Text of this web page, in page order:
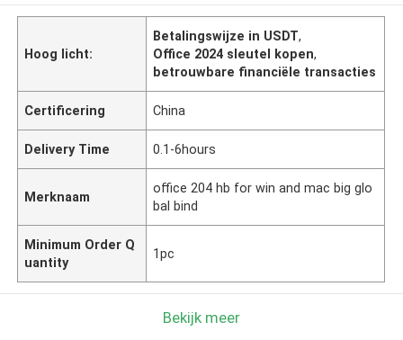
Hoog licht:
Betalingswijze in USDT,
Office 2024 sleutel kopen,
betrouwbare financiële transacties
Certificering China
Delivery Time 0.1-6hours
Merknaam
office 204 hb for win and mac big glo
bal bind
Minimum Order Q
uantity
1pc
Bekijk meer